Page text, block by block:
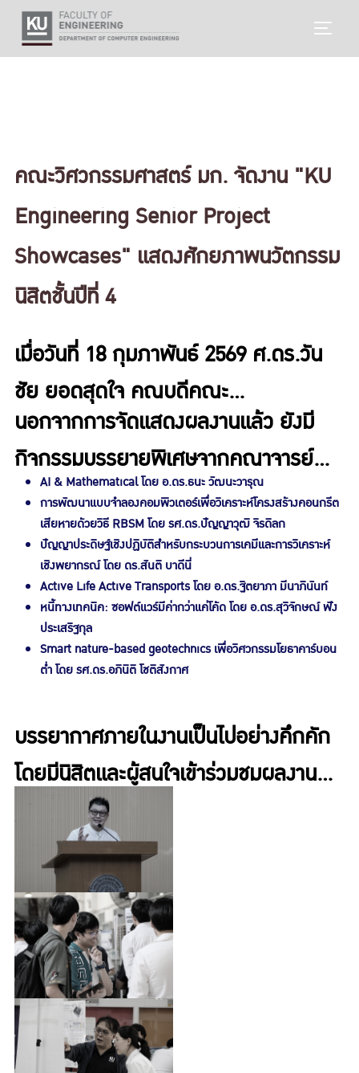
คณะวิศวกรรมศาสตร์ มก. จัดงาน "KU
Engineering Senior Project
Showcases" แสดงศักยภาพนวัตกรรม
นิสิตชั้นปีที่ 4
เมื่อวันที่ 18 กุมภาพันธ์ 2569 ศ.ดร.วัน
ชัย ยอดสุดใจ คณบดีคณะ
วิศวกรรมศาสตร์ให้เกียรติเป็นประธาน
เปิดงานKU Engineering Senior
Project Showcasesเพื่อจัดแสดงผล
งานโปสเตอร์ของนิสิตชั้นปีที่ 4 จากภาค
วิชาวิศวกรรมคอมพิวเตอร์ ภาควิชา
วิศวกรรมเครื่องกล ภาควิชาวิศวกรรม
โยธา และภาควิชาวิศวกรรมเคมี ณ
(อาคาร 1) และอาคารภาควิชาวิศวกรรม
คอมพิวเตอร์ (อาคาร 15)
นอกจากการจัดแสดงผลงานแล้ว ยังมี
กิจกรรมบรรยายพิเศษจากคณาจารย์
ผู้ทรงคุณวุฒิ ณ ห้องประชุม IUP อาคาร
นานาชาติ (อาคาร 17) ในหัวข้อที่น่าสนใจ
อาทิ:
AI & Mathematicalโดย อ.ดร.ธนะ วัฒนะวารุณ
การพัฒนาแบบจำลองคอมพิวเตอร์เพื่อวิเคราะห์โครงสร้างคอนกรีต
เสียหายด้วยวิธี RBSMโดย รศ.ดร.ปัญญาวุฒิ จิรดิลก
ปัญญาประดิษฐ์เชิงปฏิบัติสำหรับกระบวนการเคมีและการวิเคราะห์
เชิงพยากรณ์โดย ดร.สันติ บาดีนี่
Active Life Active Transportsโดย อ.ดร.ฐิตยาภา มีนาภินันท์
หนี้ทางเทคนิค: ซอฟต์แวร์มีค่ากว่าแค่โค้ดโดย อ.ดร.สุวิจักษณ์ ฟัง
ประเสริฐกุล
Smart nature-based geotechnics เพื่อวิศวกรรมโยธาคาร์บอน
ต่ำโดย รศ.ดร.อภินิติ โชติสังกาศ
บรรยากาศภายในงานเป็นไปอย่างคึกคัก
โดยมีนิสิตและผู้สนใจเข้าร่วมชมผลงาน
พร้อมร่วมโหวตคะแนน Popular Vote
ให้แก่ผลงานที่ชื่นชอบจำนวนมาก